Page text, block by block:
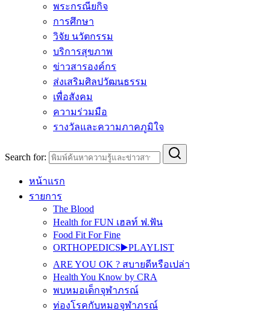
พระกรณียกิจ
การศึกษา
วิจัย นวัตกรรม
บริการสุขภาพ
ข่าวสารองค์กร
ส่งเสริมศิลปวัฒนธรรม
เพื่อสังคม
ความร่วมมือ
รางวัลและความภาคภูมิใจ
Search for:
หน้าแรก
รายการ
The Blood
Health for FUN เฮลท์ ฟ.ฟัน
Food Fit For Fine
ORTHOPEDICS▶️PLAYLIST
ARE YOU OK ? สบายดีหรือเปล่า
Health You Know by CRA
พบหมอเด็กจุฬาภรณ์
ท่องโรคกับหมอจุฬาภรณ์